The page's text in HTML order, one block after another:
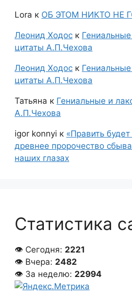
Lora к ОБ ЭТОМ НИКТО НЕ
Леонид Ходос к
цитаты А.П.Чехова
Леонид Ходос к
цитаты А.П.Чехова
Татьяна к Гениальные и
А.П.Чехова
igor konnyi к «Править
древнее пророчество
наших глазах
Статистика
👁 Сегодня: 2221
👁 Вчера: 2482
👁 За неделю: 22994